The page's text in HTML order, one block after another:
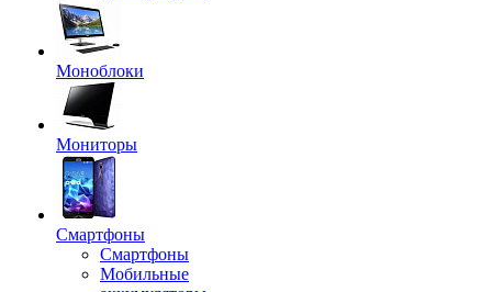
Моноблоки
Мониторы
Смартфоны
Смартфоны
Мобильные